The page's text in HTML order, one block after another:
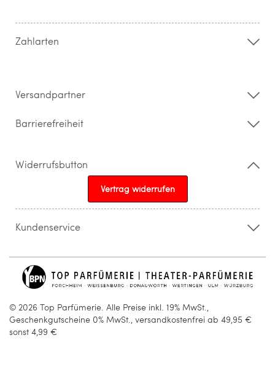
Widerrufsrecht & Rückgabebedingungen
Zahlarten
Versandpartner
Barrierefreiheit
Widerrufsbutton
Vertrag widerrufen
Kundenservice
info@topparfuemerie.de
© 2026 Top Parfümerie. Alle Preise inkl. 19% MwSt.,
Geschenkgutscheine 0% MwSt., versandkostenfrei ab 49,95 €
sonst 4,99 €